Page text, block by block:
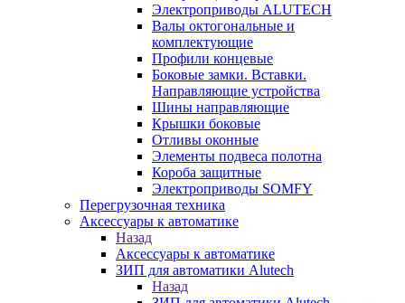
Электроприводы ALUTECH
Валы октогональные и
комплектующие
Профили концевые
Боковые замки. Вставки.
Направляющие устройства
Шины направляющие
Крышки боковые
Отливы оконные
Элементы подвеса полотна
Короба защитные
Электроприводы SOMFY
Перегрузочная техника
Аксессуары к автоматике
Назад
Аксессуары к автоматике
ЗИП для автоматики Alutech
Назад